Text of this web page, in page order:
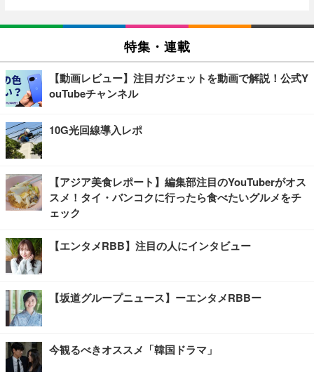
特集・連載
【動画レビュー】注目ガジェットを動画で解説！公式Y
ouTubeチャンネル
10G光回線導入レポ
【アジア美食レポート】編集部注目のYouTuberがオス
スメ！タイ・バンコクに行ったら食べたいグルメをチ
ェック
【エンタメRBB】注目の人にインタビュー
【坂道グループニュース】ーエンタメRBBー
今観るべきオススメ「韓国ドラマ」